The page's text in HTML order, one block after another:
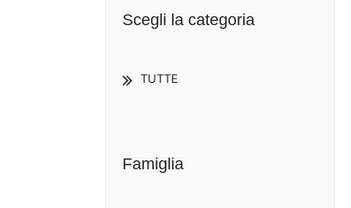
Scegli la categoria
TUTTE
Famiglia